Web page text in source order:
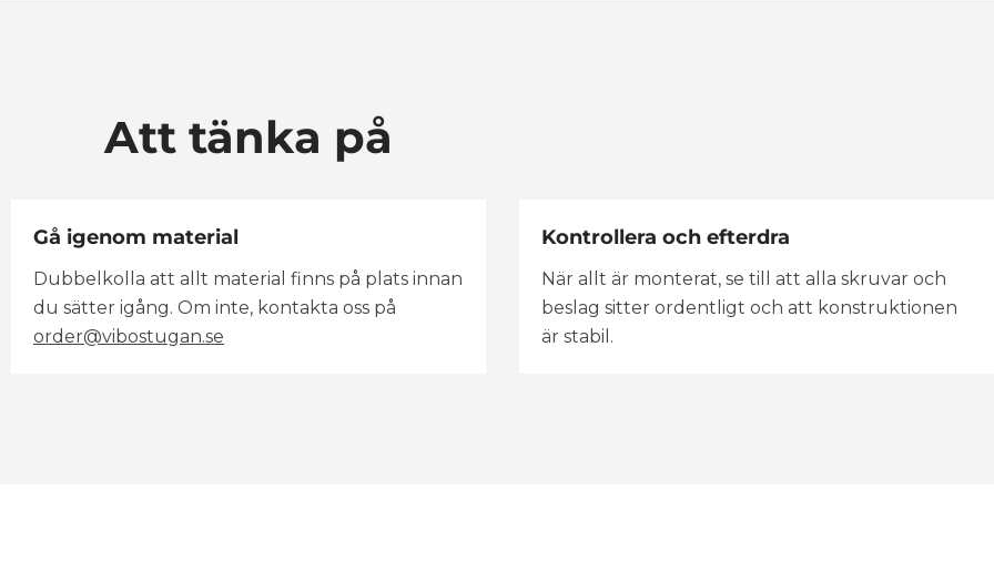
Att tänka på
Gå igenom material
Dubbelkolla att allt material finns på plats innan
du sätter igång. Om inte, kontakta oss på
order@vibostugan.se
Kontrollera och efterdra
När allt är monterat, se till att alla skruvar och
beslag sitter ordentligt och att konstruktionen
är stabil.